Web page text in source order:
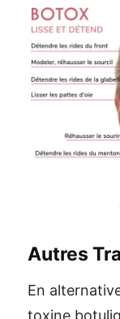
Autres
En
toxine